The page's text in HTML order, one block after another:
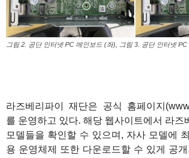
그림 2. 공단 인터넷 PC 메인보드 (좌), 그림 3. 공단 인터넷
라즈베리파이 재단은 공식 홈페이지
를 운영하고 있다. 해당 웹사이트에서 라즈
모델들을 확인할 수 있으며, 자사 모델에
용 운영체제 또한 다운로드할 수 있게 공